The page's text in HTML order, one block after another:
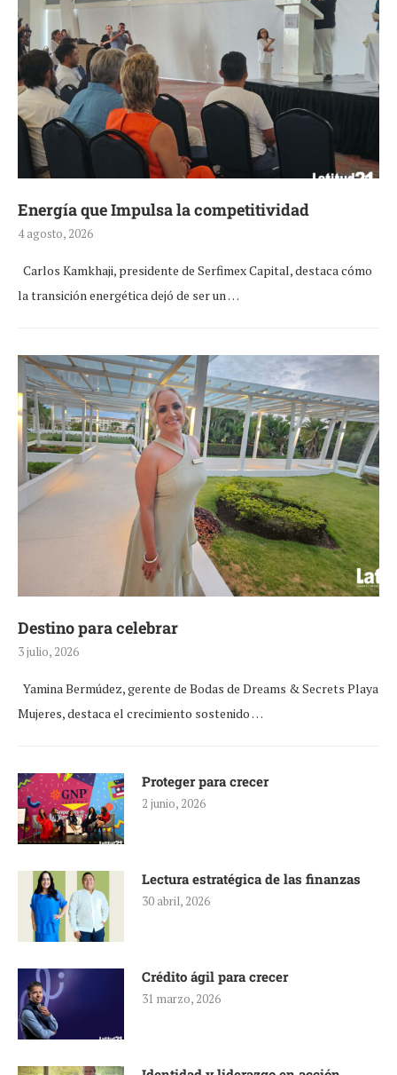
Energía que Impulsa la competitividad
4 agosto, 2026
Carlos Kamkhaji, presidente de Serfimex Capital, destaca cómo
la transición energética dejó de ser un …
Destino para celebrar
3 julio, 2026
Yamina Bermúdez, gerente de Bodas de Dreams & Secrets Playa
Mujeres, destaca el crecimiento sostenido …
Proteger para crecer
2 junio, 2026
Lectura estratégica de las finanzas
30 abril, 2026
Crédito ágil para crecer
31 marzo, 2026